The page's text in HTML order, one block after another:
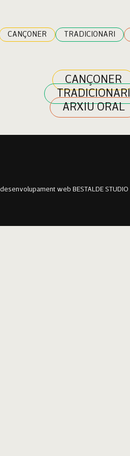
CANÇONER TRADICIONARI
CANÇONER
TRADICIONARI
ARXIU ORAL
web BESTALDE STUDIO